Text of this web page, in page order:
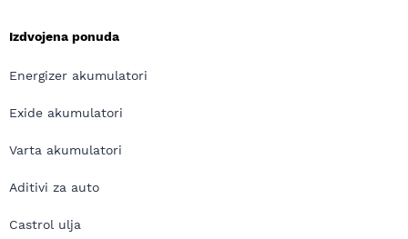
Izdvojena ponuda
Energizer akumulatori
Exide akumulatori
Varta akumulatori
Aditivi za auto
Castrol ulja